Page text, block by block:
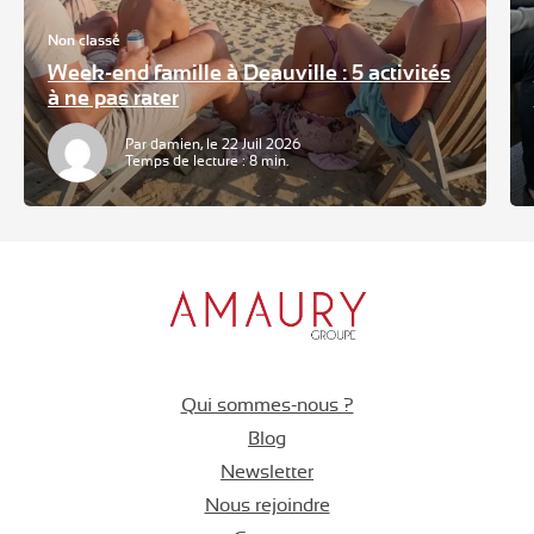
Non classé
Week-end famille à Deauville : 5 activités
à ne pas rater
Par damien, le 22 Juil 2026
Temps de lecture : 8 min.
Qui sommes-nous ?
Blog
Newsletter
Nous rejoindre